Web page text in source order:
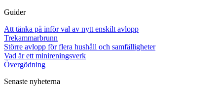
Guider
Att tänka på inför val av nytt enskilt avlopp
Trekammarbrunn
Större avlopp för flera hushåll och samfälligheter
Vad är ett minireningsverk
Övergödning
Senaste nyheterna